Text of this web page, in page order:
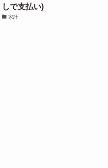
しで支払い)
家計